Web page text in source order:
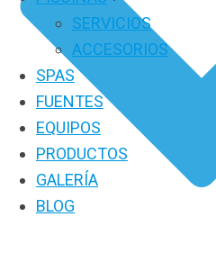
SERVICIOS
ACCESORIOS
SPAS
FUENTES
EQUIPOS
PRODUCTOS
GALERÍA
BLOG